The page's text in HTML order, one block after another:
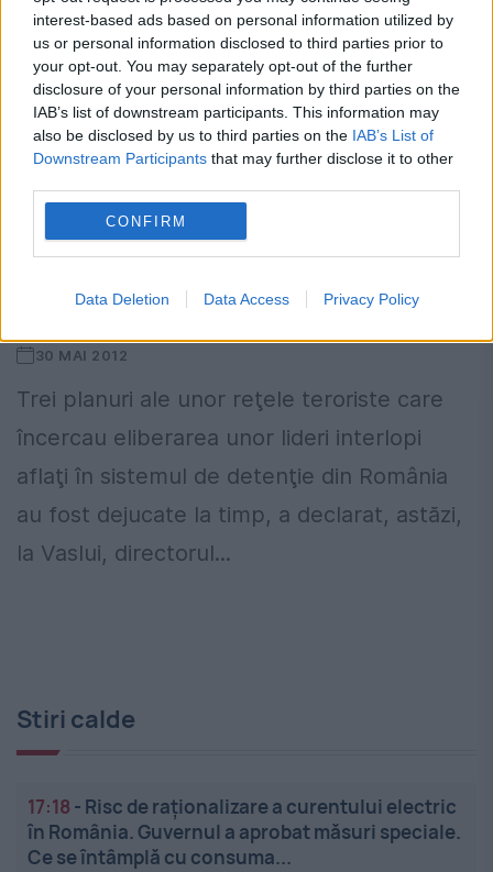
interest-based ads based on personal information utilized by
us or personal information disclosed to third parties prior to
your opt-out. You may separately opt-out of the further
disclosure of your personal information by third parties on the
IAB’s list of downstream participants. This information may
also be disclosed by us to third parties on the IAB’s List of
Downstream Participants that may further disclose it to other
CONFIRM
Data Deletion Data Access Privacy Policy
condamnaților. Ion Chichere, fost gardian la
Penitenciarul Timișoara între...
Ioan Băla, șeful penitenciarelor, dat
declarațiile privind rețelele teroriste
30 MAI 2012
Trei planuri ale unor reţele teroriste care
încercau eliberarea unor lideri interlopi
aflaţi în sistemul de detenţie din România
au fost dejucate la timp, a declarat, astăzi,
la Vaslui, directorul...
Stiri calde
17:18 - Risc de raționalizare a curentului electric
în România. Guvernul a aprobat măsuri speciale.
Ce se întâmplă cu consuma...